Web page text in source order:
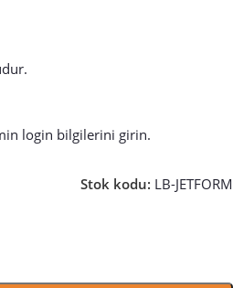
login bilgilerini girin.
Stok kodu: LB-JETFORM